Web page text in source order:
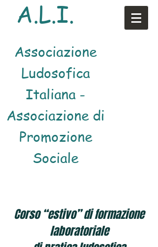
A.L.I.
Associazione
Ludosofica
Italiana -
Associazione di
Promozione
Sociale
Corso “estivo” di formazione
laboratoriale